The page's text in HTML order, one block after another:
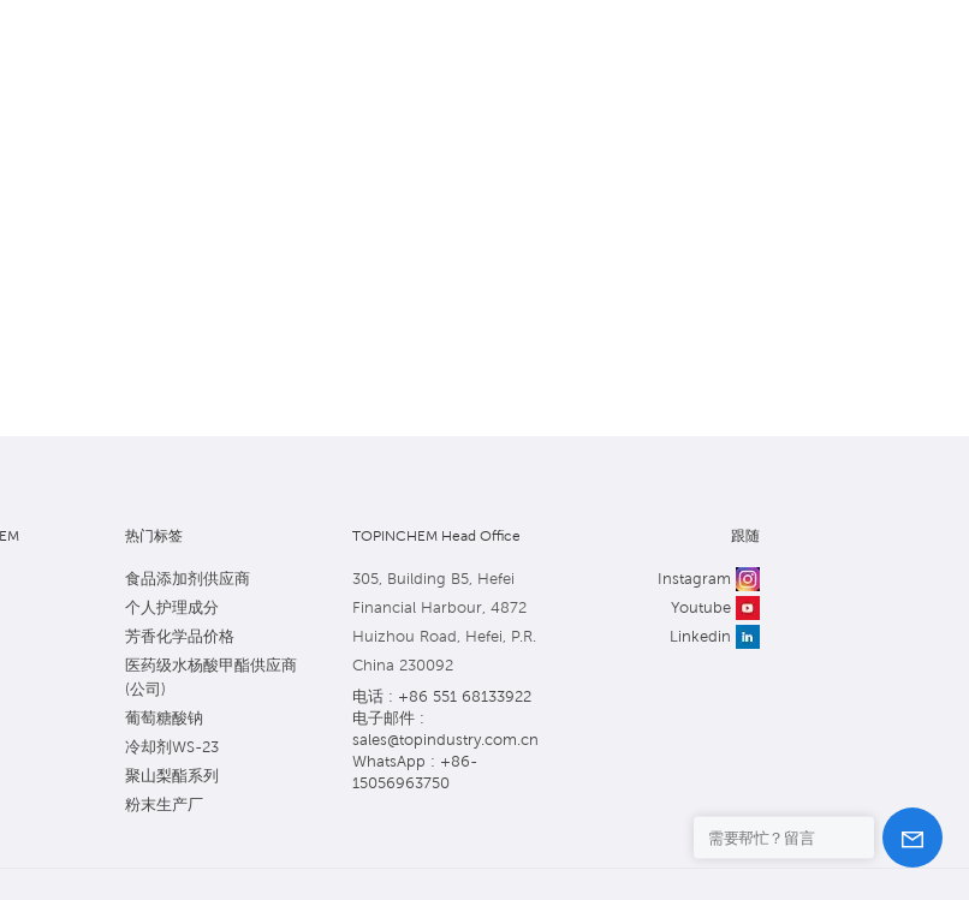
热门标签
食品添加剂供应商
个人护理成分
芳香化学品价格
医药级水杨酸甲酯供应商
(公司)
葡萄糖酸钠
冷却剂WS-23
聚山梨酯系列
粉末生产厂
TOPINCHEM Head Office
305, Building B5, Hefei
Financial Harbour, 4872
Huizhou Road, Hefei, P.R.
China 230092
电话 : +86 551 68133922
电子邮件 :
sales@topindustry.com.cn
WhatsApp : +86-
15056963750
跟随
Instagram
Youtube
Linkedin
需要帮忙？留言